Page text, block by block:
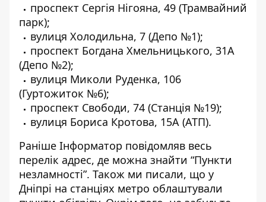
проспект Сергія Нігояна, 49 (Трамвайний
парк);
вулиця Холодильна, 7 (Депо №1);
проспект Богдана Хмельницького, 31А
(Депо №2);
вулиця Миколи Руденка, 106
(Гуртожиток №6);
проспект Свободи, 74 (Станція №19);
вулиця Бориса Кротова, 15А (АТП).
Раніше Інформатор повідомляв весь
перелік адрес, де можна знайти “Пункти
незламності”. Також ми писали, що у
Дніпрі на станціях метро облаштували